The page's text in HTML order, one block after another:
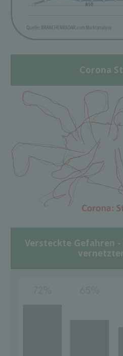
Corona
Versteckte Gefahren